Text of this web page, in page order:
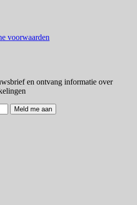
voorwaarden
en ontvang informatie over
Meld me aan